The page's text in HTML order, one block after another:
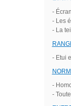
-
- Les
- La
- Etui
-
-